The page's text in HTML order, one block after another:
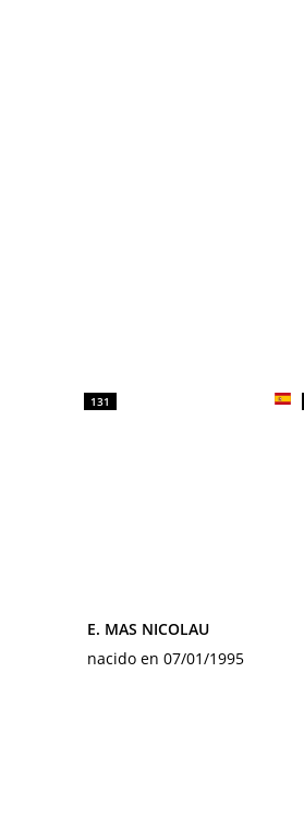
131
E. MAS NICOLAU
nacido en 07/01/1995